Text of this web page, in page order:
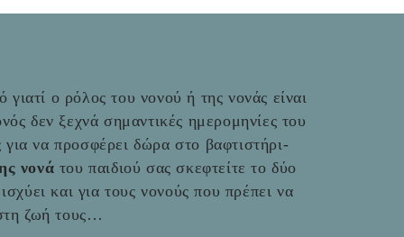
ο ρόλος του νονού ή της νονάς είναι
δεν ξεχνά σημαντικές ημερομηνίες του
για να προσφέρει δώρα στο βαφτιστήρι-
νονά του παιδιού σας σκεφτείτε το δύο
και για τους νονούς που πρέπει να
ζωή τους…